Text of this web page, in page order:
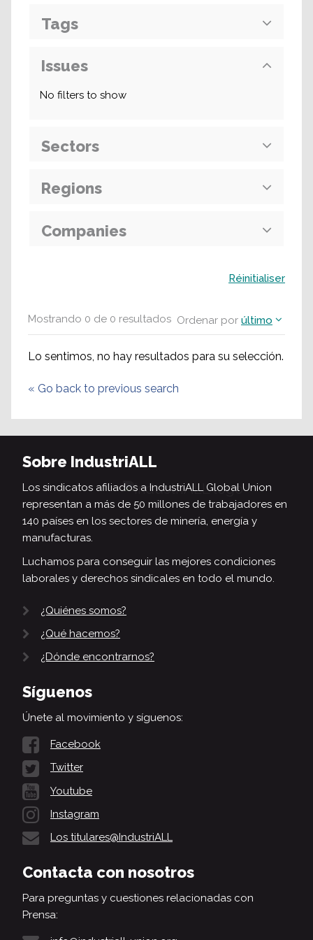
Mostrando 0 de 0 resultados Ordenar por último
Lo sentimos, no hay resultados para su selección.
« Go back to previous search
Tags
Issues
No filters to show
Sectors
Regions
Companies
Réinitialiser
Sobre IndustriALL
Los sindicatos afiliados a IndustriALL Global Union
representan a más de 50 millones de trabajadores en
140 países en los sectores de minería, energía y
manufacturas.
Luchamos para conseguir las mejores condiciones
laborales y derechos sindicales en todo el mundo.
¿Quiénes somos?
¿Qué hacemos?
¿Dónde encontrarnos?
Síguenos
Únete al movimiento y síguenos:
Facebook
Twitter
Youtube
Instagram
Los titulares@IndustriALL
Contacta con nosotros
Para preguntas y cuestiones relacionadas con
Prensa: